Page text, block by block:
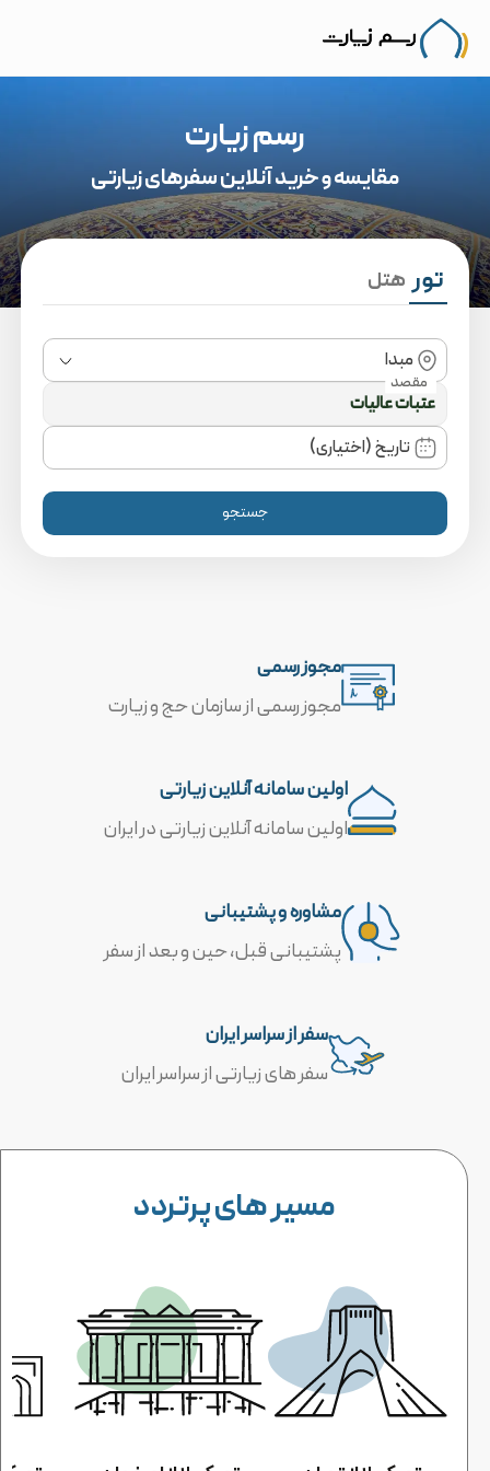
رسم زیارت
مقایسه و خرید آنلاین سفرهای زیارتی
تور هتل
مبدا
مقصد
تاریخ (اختیاری)
جستجو
مجوز رسمی
مجوز رسمی از سازمان حج و زیارت
اولین سامانه آنلاین زیارتی
اولین سامانه آنلاین زیارتی در ایران
مشاوره و پشتیبانی
پشتیبانی قبل، حین و بعد از سفر
سفر از سراسر ایران
سفر های زیارتی از سراسر ایران
مسیر های پرتردد